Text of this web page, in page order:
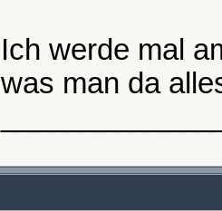
Ich werde mal
was man da